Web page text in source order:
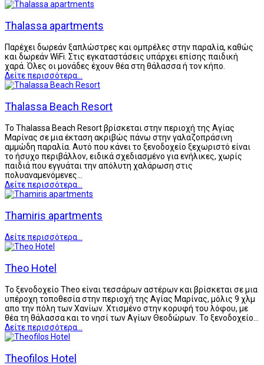
Thalassa apartments
Παρέχει δωρεάν ξαπλώστρες και ομπρέλες στην παραλία, καθώς
και δωρεάν WiFi. Στις εγκαταστάσεις υπάρχει επίσης παιδική
χαρά. Όλες οι μονάδες έχουν θέα στη θάλασσα ή τον κήπο.
Δείτε περισσότερα...
Thalassa Beach Resort
Το Thalassa Beach Resort βρίσκεται στην περιοχή της Αγίας
Μαρίνας σε μια έκταση ακριβώς πάνω στην γαλαζοπράσινη
αμμώδη παραλία. Αυτό που κάνει το ξενοδοχείο ξεχωριστό είναι
το ήσυχο περιβάλλον, ειδικά σχεδιασμένο για ενήλικες, χωρίς
παιδιά που εγγυάται την απόλυτη χαλάρωση στις
πολυαναμενόμενες…
Δείτε περισσότερα...
Thamiris apartments
Δείτε περισσότερα...
Theo Hotel
Το ξενοδοχείο Theo είναι τεσσάρων αστέρων και βρίσκεται σε μια
υπέροχη τοποθεσία στην περιοχή της Αγίας Μαρίνας, μόλις 9 χλμ
απο την πόλη των Χανίων. Χτισμένο στην κορυφή του λόφου, με
θέα τη θάλασσα και το νησί των Αγίων Θεοδώρων. Το ξενοδοχείο…
Δείτε περισσότερα...
Theofilos Hotel